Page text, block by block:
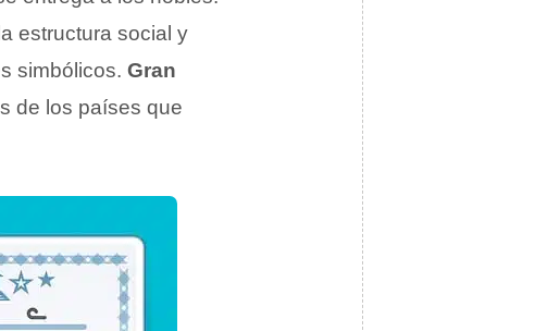
estructura social y
simbólicos. Gran
de los países que